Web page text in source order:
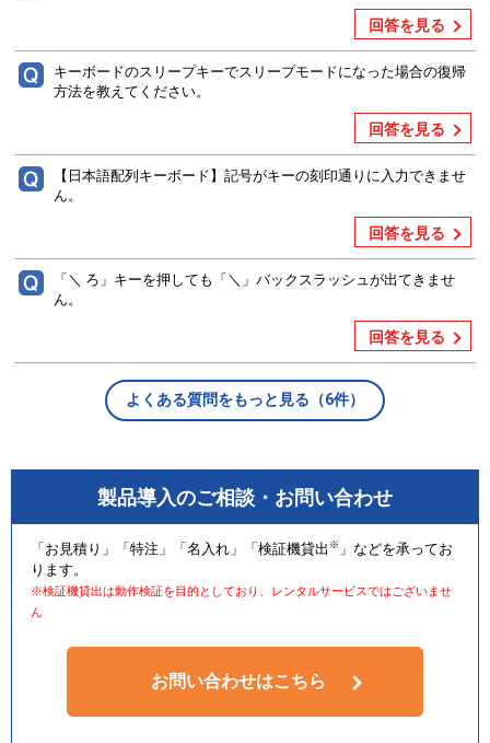
回答を見る
キーボードのスリープキーでスリープモードになった場合の復帰
方法を教えてください。
回答を見る
【日本語配列キーボード】記号がキーの刻印通りに入力できませ
ん。
回答を見る
「＼ ろ」キーを押しても「＼」バックスラッシュが出てきませ
ん。
回答を見る
よくある質問をもっと見る（6件）
製品導入のご相談・お問い合わせ
「お見積り」「特注」「名入れ」「検証機貸出 ※ 」などを承ってお
ります。
※検証機貸出は動作検証を目的としており、レンタルサービスではございませ
ん
お問い合わせはこちら